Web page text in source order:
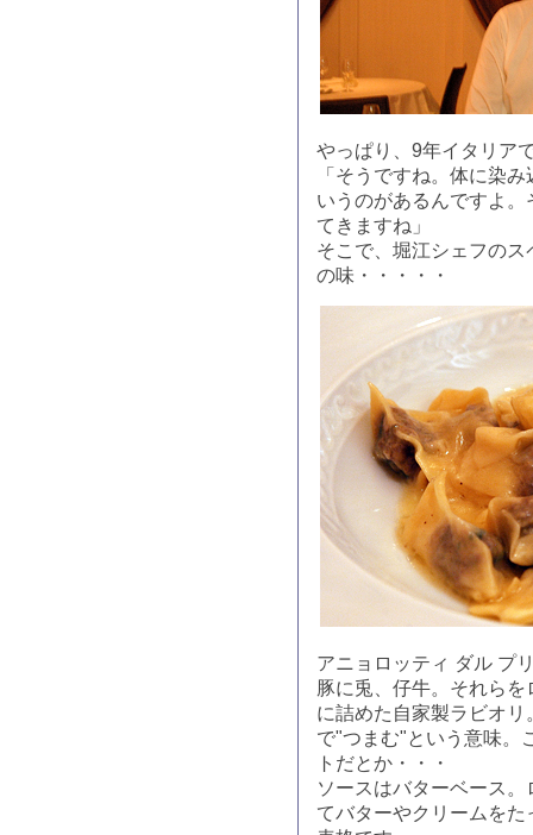
やっぱり、9年イタリア
「そうですね。体に染
いうのがあるんですよ
てきますね」
そこで、堀江シェフの
の味・・・・・
アニョロッティ ダル プ
豚に兎、仔牛。それら
に詰めた自家製ラビオ
で"つまむ"という意味。
トだとか・・・
ソースはバターベース
てバターやクリームを